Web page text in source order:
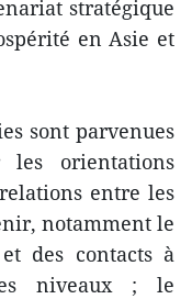
stratégique
en Asie et
sont parvenues
orientations
entre les
notamment le
des contacts à
niveaux ; le